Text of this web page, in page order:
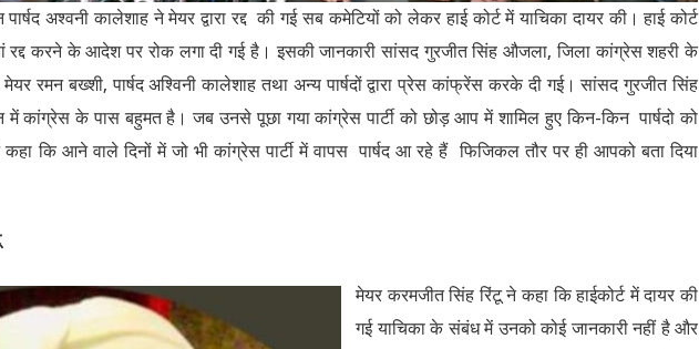
अश्वनी कालेशाह ने मेयर द्वारा रद्द की गई सब कमेटियों को लेकर हाई कोर्ट में याचिका दायर की। हाई कोर्ट
रद्द करने के आदेश पर रोक लगा दी गई है। इसकी जानकारी सांसद गुरजीत सिंह औजला, जिला कांग्रेस शहरी के
मेयर रमन बख्शी, पार्षद अश्विनी कालेशाह तथा अन्य पार्षदों द्वारा प्रेस कांफ्रेंस करके दी गई। सांसद गुरजीत सिंह
कांग्रेस के पास बहुमत है। जब उनसे पूछा गया कांग्रेस पार्टी को छोड़ आप में शामिल हुए किन-किन पार्षदो को
कि आने वाले दिनों में जो भी कांग्रेस पार्टी में वापस पार्षद आ रहे हैं फिजिकल तौर पर ही आपको बता दिया
मेयर करमजीत सिंह रिंटू ने कहा कि हाईकोर्ट में दायर की
गई याचिका के संबंध में उनको कोई जानकारी नहीं है और